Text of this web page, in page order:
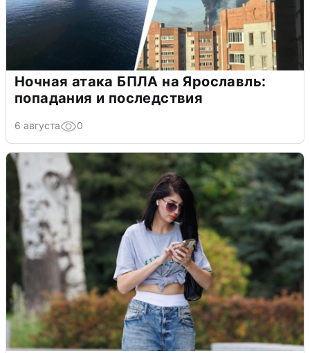
Ночная атака БПЛА на Ярославль:
попадания и последствия
6 августа 0